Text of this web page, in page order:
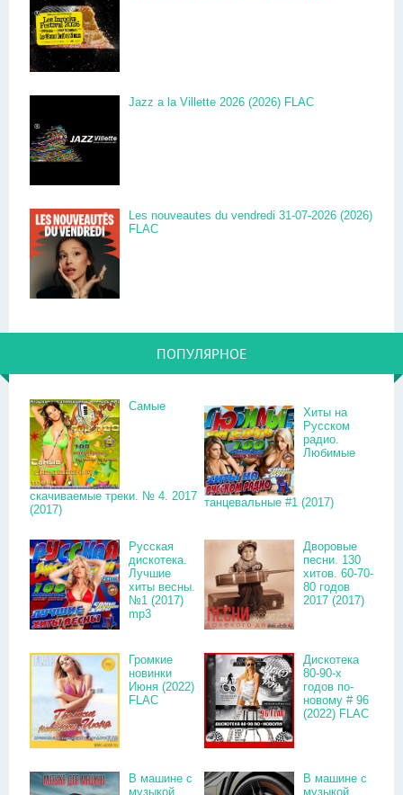
Jazz a la Villette 2026 (2026) FLAC
Les nouveautes du vendredi 31-07-2026 (2026)
FLAC
ПОПУЛЯРНОЕ
Самые
скачиваемые треки. № 4. 2017
(2017)
Хиты на
Русском
радио.
Любимые
танцевальные #1 (2017)
Русская
дискотека.
Лучшие
хиты весны.
№1 (2017)
mp3
Дворовые
песни. 130
хитов. 60-70-
80 годов
2017 (2017)
Громкие
новинки
Июня (2022)
FLAC
Дискотека
80-90-х
годов по-
новому # 96
(2022) FLAC
В машине с
музыкой
В машине с
музыкой